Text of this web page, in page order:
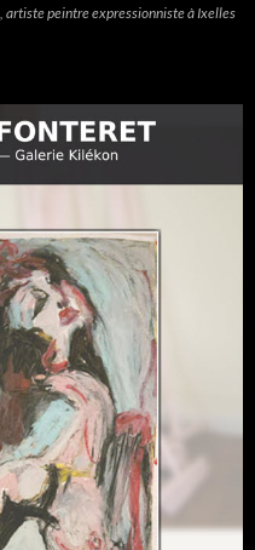
artiste peintre expressionniste à Ixelles